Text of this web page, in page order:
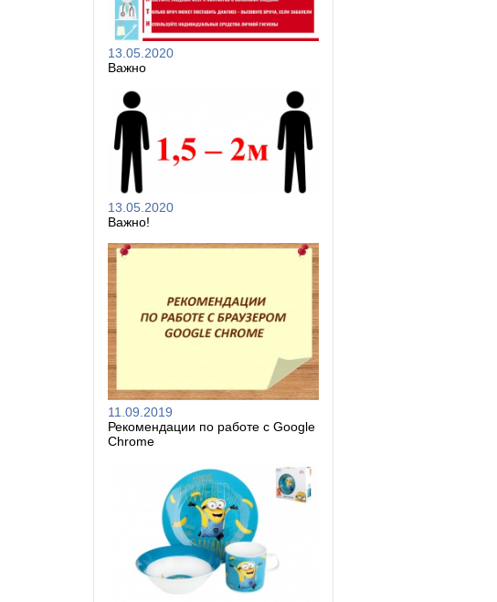
13.05.2020
Важно
13.05.2020
Важно!
11.09.2019
Рекомендации по работе с Google
Chrome